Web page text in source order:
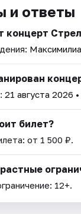
и ответы
концерт
21 августа 2026
билет?
от 1 500 ₽.
12+.